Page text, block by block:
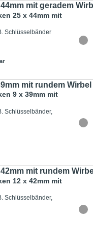
25 x 44mm mit
Schlüsselbänder
9 x 39mm mit
Schlüsselbänder,
12 x 42mm mit
Schlüsselbänder,